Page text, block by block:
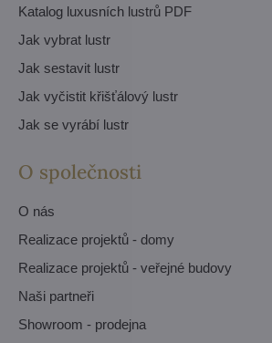
Katalog luxusních lustrů PDF
Jak vybrat lustr
Jak sestavit lustr
Jak vyčistit křišťálový lustr
Jak se vyrábí lustr
O společnosti
O nás
Realizace projektů - domy
Realizace projektů - veřejné budovy
Naši partneři
Showroom - prodejna